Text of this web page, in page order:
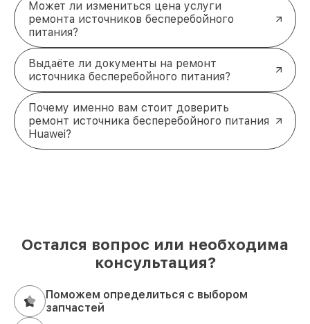
оперативность и прозрачность всех этапов
ремонта. Звоните по телефону +7 (843) 254-68-13
или приходите по адресу ул. Галиаскара Камала,
д. 41 для консультации и обслуживания.
Может ли измениться цена услуги
ремонта источников бесперебойного
питания?
Выдаёте ли документы на ремонт
источника бесперебойного питания?
Почему именно вам стоит доверить
ремонт источника бесперебойного питания
Huawei?
Остался вопрос или необходима
консультация?
Поможем определиться с выбором
запчастей